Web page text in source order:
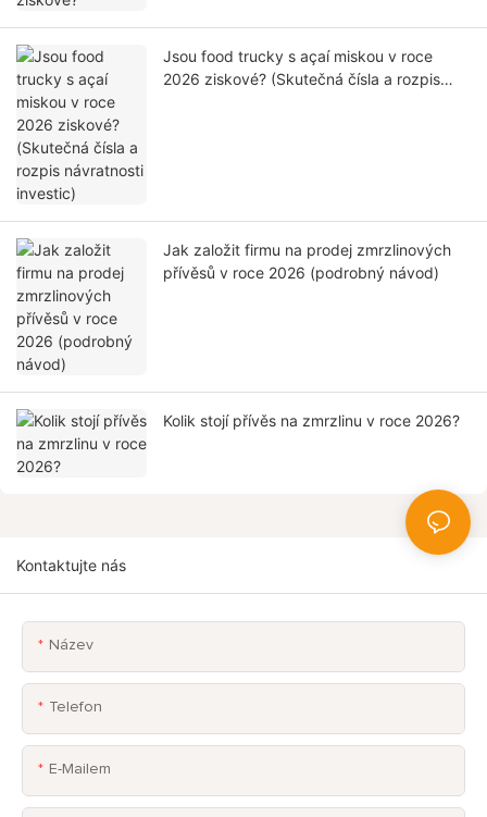
Jsou food trucky s açaí miskou v roce
2026 ziskové? (Skutečná čísla a rozpis
Jak založit firmu na prodej zmrzlinových
přívěsů v roce 2026 (podrobný návod)
Kolik stojí přívěs na zmrzlinu v roce 2026?
Kontaktujte nás
Název
Telefon
E-Mailem